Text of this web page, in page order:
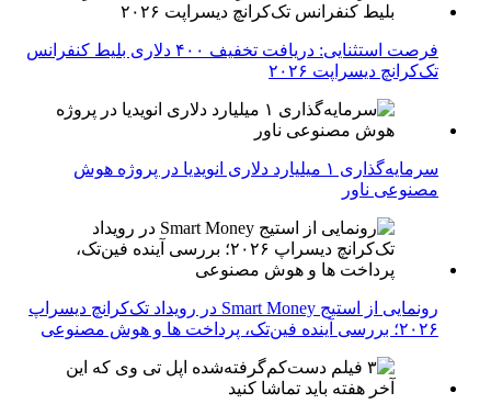
فرصت استثنایی: دریافت تخفیف ۴۰۰ دلاری بلیط کنفرانس
تک‌کرانچ دیسراپت ۲۰۲۶
سرمایه‌گذاری ۱ میلیارد دلاری انویدیا در پروژه هوش
مصنوعی ناور
رونمایی از استیج Smart Money در رویداد تک‌کرانچ دیسراپ
۲۰۲۶؛ بررسی آینده فین‌تک، پرداخت‌ ها و هوش مصنوعی